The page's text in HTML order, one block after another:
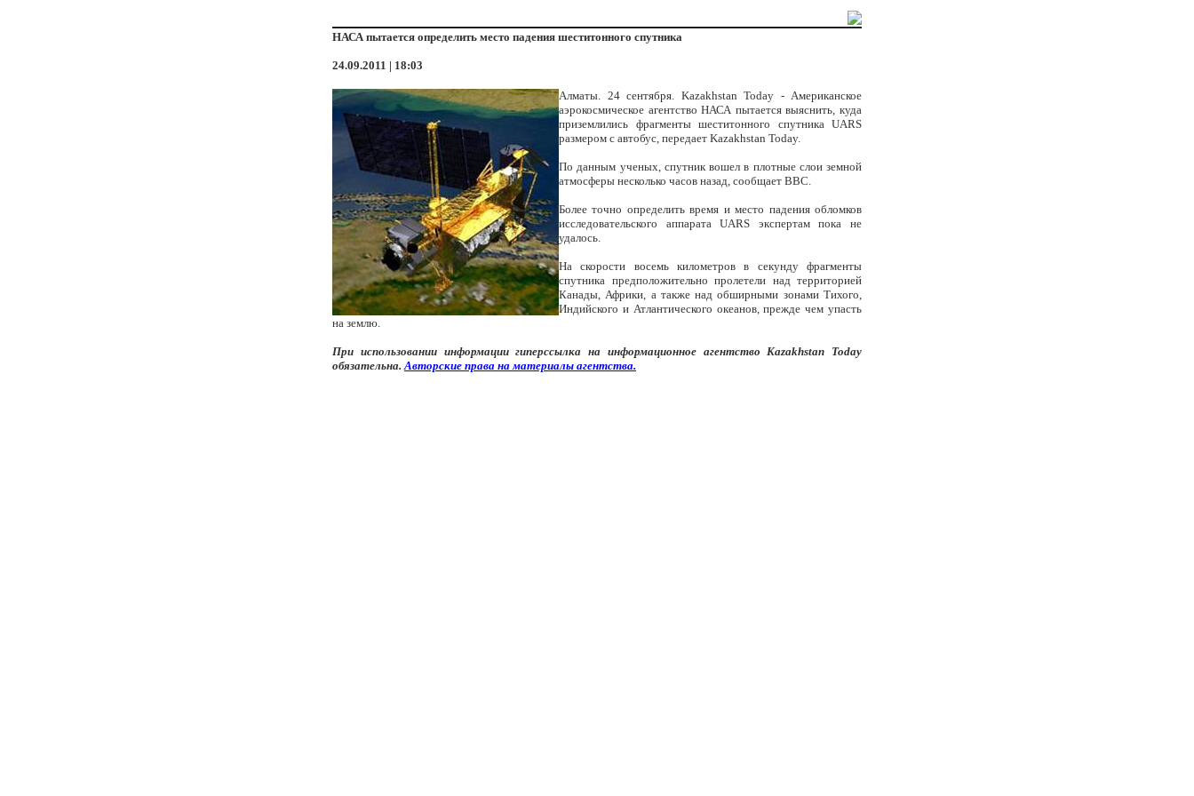
НАСА пытается определить место падения шеститонного спутника
24.09.2011 | 18:03
Алматы. 24 сентября. Kazakhstan Today - Американское
аэрокосмическое агентство НАСА пытается выяснить, куда
приземлились фрагменты шеститонного спутника UARS
размером с автобус, передает Kazakhstan Today.
По данным ученых, спутник вошел в плотные слои земной
атмосферы несколько часов назад, сообщает ВВС.
Более точно определить время и место падения обломков
исследовательского аппарата UARS экспертам пока не
удалось.
На скорости восемь километров в секунду фрагменты
спутника предположительно пролетели над территорией
Канады, Африки, а также над обширными зонами Тихого,
Индийского и Атлантического океанов, прежде чем упасть
на землю.
При использовании информациигиперссылка на информационное агентствоKazakhstan Today
обязательна. Авторские права на материалы агентства.